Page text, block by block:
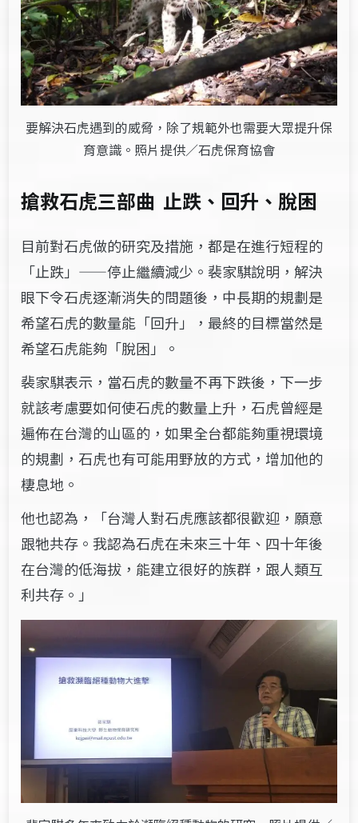
要解決石虎遇到的威脅，除了規範外也需要大眾提升保
育意識。照片提供／石虎保育協會
搶救石虎三部曲 止跌、回升、脫困
目前對石虎做的研究及措施，都是在進行短程的
「止跌」——停止繼續減少。裴家騏說明，解決
眼下令石虎逐漸消失的問題後，中長期的規劃是
希望石虎的數量能「回升」，最終的目標當然是
希望石虎能夠「脫困」。
裴家騏表示，當石虎的數量不再下跌後，下一步
就該考慮要如何使石虎的數量上升，石虎曾經是
遍佈在台灣的山區的，如果全台都能夠重視環境
的規劃，石虎也有可能用野放的方式，增加他的
棲息地。
他也認為，「台灣人對石虎應該都很歡迎，願意
跟牠共存。我認為石虎在未來三十年、四十年後
在台灣的低海拔，能建立很好的族群，跟人類互
利共存。」